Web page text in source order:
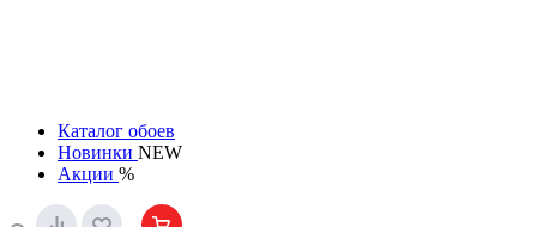
Каталог обоев
Новинки NEW
Акции %